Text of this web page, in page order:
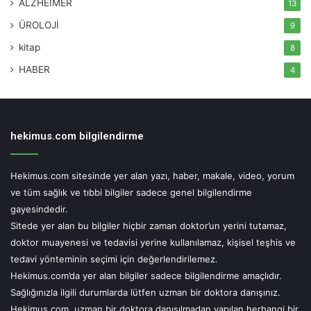
üzerine sigara basmak, kolonya, gaz yağı gibi maddeler
dökmek kenenin kasılmasına sebep olarak vücut içeriğini
kan emdiği kişiye aktarmasına sebep olacağı için vücut
Kene vücuttan çıkartıldıktan sonra, ısırık yeri su ve sabunla
silinmeli. Çıkarılamıyorsa en yakın sağlık kuruluşuna
başvurulmalı. Kene vücuttan ne kadar kısa sürede
çıkarılırsa hastalık riski de o kadar azalır.” açıklamasını
yaptı.
Kenelerin vücuda girmesini engellemek için önlem
alınmalı!
Kırım Kongo Kanamalı Ateşi hastalığı vakalarında, Türkiye
Cumhuriyeti Sağlık Bakanlığı verilerine göre artış
ALZHEİMER 13
ÜROLOJİ 9
kitap 8
HABER 4
hekimus.com bilgilendirme
Hekimus.com sitesinde yer alan yazı, haber, makale, video, yorum
ve tüm sağlık ve tıbbi bilgiler sadece genel bilgilendirme
gayesindedir.
Sitede yer alan bu bilgiler hiçbir zaman doktor’un yerini tutamaz,
doktor muayenesi ve tedavisi yerine kullanılamaz, kişisel teşhis ve
tedavi yönteminin seçimi için değerlendirilemez.
Hekimus.com’da yer alan bilgiler sadece bilgilendirme amaçlıdır.
Sağlığınızla ilgili durumlarda lütfen uzman bir doktora danışınız.